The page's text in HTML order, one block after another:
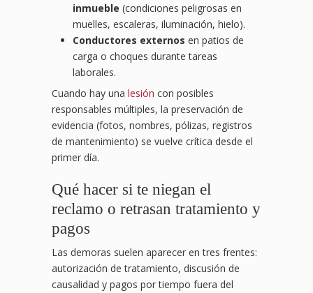
inmueble (condiciones peligrosas en
muelles, escaleras, iluminación, hielo).
Conductores externos en patios de
carga o choques durante tareas
laborales.
Cuando hay una lesión con posibles
responsables múltiples, la preservación de
evidencia (fotos, nombres, pólizas, registros
de mantenimiento) se vuelve crítica desde el
primer día.
Qué hacer si te niegan el
reclamo o retrasan tratamiento y
pagos
Las demoras suelen aparecer en tres frentes:
autorización de tratamiento, discusión de
causalidad y pagos por tiempo fuera del